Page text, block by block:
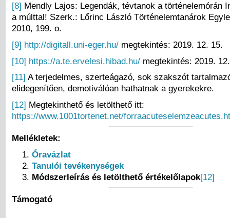
[8] Mendly Lajos: Legendák, tévtanok a történelemórán
a múlttal! Szerk.: Lőrinc László Történelemtanárok
2010, 199. o.
[9] http://digitall.uni-eger.hu/ megtekintés: 2019. 12. 15.
[10] https://a.te.ervelesi.hibad.hu/ megtekintés: 2019.
[11] A terjedelmes, szerteágazó, sok szakszót
elidegenítően, demotiválóan hathatnak a gyerekekre.
[12] Megtekinthető és letölthető itt:
https://www.1001tortenet.net/
Mellékletek:
Óravázlat
Tanulói tevékenységek
Módszerleírás és letölthető értékelőlapok[12]
Támogató